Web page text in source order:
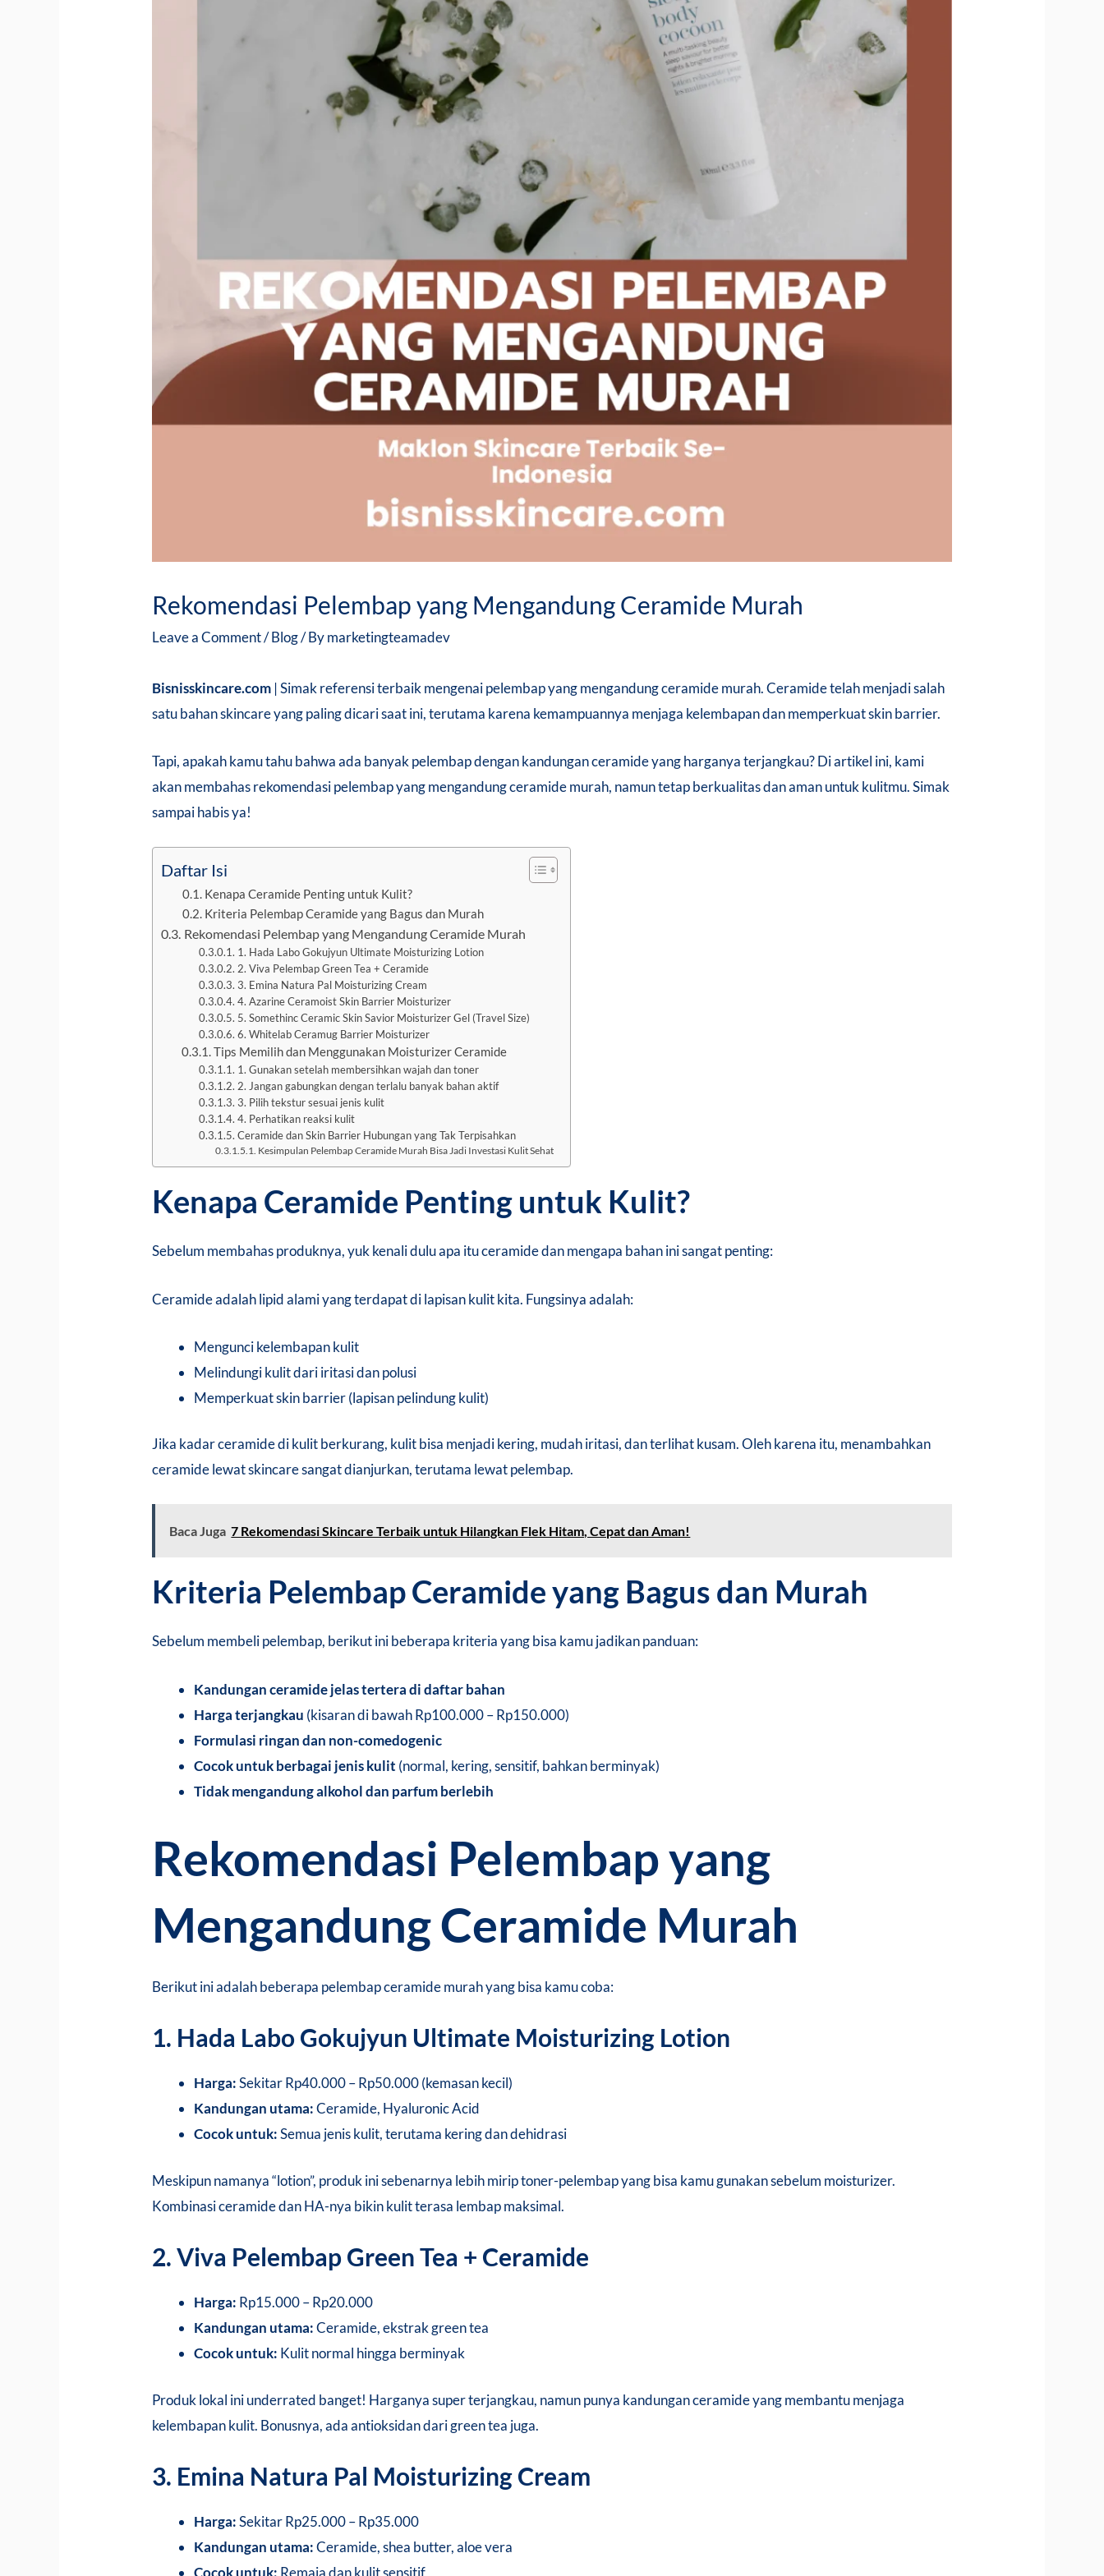
Rekomendasi Pelembap yang Mengandung Ceramide Murah
Leave a Comment/Blog/ Bymarketingteamadev
Bisnisskincare.com | Simak referensi terbaik mengenai pelembap yang mengandung ceramide murah. Ceramide telah menjadi salah
satu bahan skincare yang paling dicari saat ini, terutama karena kemampuannya menjaga kelembapan dan memperkuat skin barrier.
Tapi, apakah kamu tahu bahwa ada banyak pelembap dengan kandungan ceramide yang harganya terjangkau? Di artikel ini, kami
akan membahas rekomendasi pelembap yang mengandung ceramide murah, namun tetap berkualitas dan aman untuk kulitmu. Simak
sampai habis ya!
Daftar Isi
Kenapa Ceramide Penting untuk Kulit?
Kriteria Pelembap Ceramide yang Bagus dan Murah
Rekomendasi Pelembap yang Mengandung Ceramide Murah
1. Hada Labo Gokujyun Ultimate Moisturizing Lotion
2. Viva Pelembap Green Tea + Ceramide
3. Emina Natura Pal Moisturizing Cream
4. Azarine Ceramoist Skin Barrier Moisturizer
5. Somethinc Ceramic Skin Savior Moisturizer Gel (Travel Size)
6. Whitelab Ceramug Barrier Moisturizer
Tips Memilih dan Menggunakan Moisturizer Ceramide
1. Gunakan setelah membersihkan wajah dan toner
2. Jangan gabungkan dengan terlalu banyak bahan aktif
3. Pilih tekstur sesuai jenis kulit
4. Perhatikan reaksi kulit
Ceramide dan Skin Barrier Hubungan yang Tak Terpisahkan
Kesimpulan Pelembap Ceramide Murah Bisa Jadi Investasi Kulit Sehat
Kenapa Ceramide Penting untuk Kulit?
Sebelum membahas produknya, yuk kenali dulu apa itu ceramide dan mengapa bahan ini sangat penting:
Ceramide adalah lipid alami yang terdapat di lapisan kulit kita. Fungsinya adalah:
Mengunci kelembapan kulit
Melindungi kulit dari iritasi dan polusi
Memperkuat skin barrier (lapisan pelindung kulit)
Jika kadar ceramide di kulit berkurang, kulit bisa menjadi kering, mudah iritasi, dan terlihat kusam. Oleh karena itu, menambahkan
ceramide lewat skincare sangat dianjurkan, terutama lewat pelembap.
Baca Juga 7 Rekomendasi Skincare Terbaik untuk Hilangkan Flek Hitam, Cepat dan Aman!
Kriteria Pelembap Ceramide yang Bagus dan Murah
Sebelum membeli pelembap, berikut ini beberapa kriteria yang bisa kamu jadikan panduan:
Kandungan ceramide jelas tertera di daftar bahan
Harga terjangkau (kisaran di bawah Rp100.000 – Rp150.000)
Formulasi ringan dan non-comedogenic
Cocok untuk berbagai jenis kulit (normal, kering, sensitif, bahkan berminyak)
Tidak mengandung alkohol dan parfum berlebih
Rekomendasi Pelembap yang
Mengandung Ceramide Murah
Berikut ini adalah beberapa pelembap ceramide murah yang bisa kamu coba:
1. Hada Labo Gokujyun Ultimate Moisturizing Lotion
Harga:Sekitar Rp40.000 – Rp50.000 (kemasan kecil)
Kandungan utama:Ceramide, Hyaluronic Acid
Cocok untuk:Semua jenis kulit, terutama kering dan dehidrasi
Meskipun namanya “lotion”, produk ini sebenarnya lebih mirip toner-pelembap yang bisa kamu gunakan sebelum moisturizer.
Kombinasi ceramide dan HA-nya bikin kulit terasa lembap maksimal.
2. Viva Pelembap Green Tea + Ceramide
Harga: Rp15.000 – Rp20.000
Kandungan utama:Ceramide, ekstrak green tea
Cocok untuk: Kulit normal hingga berminyak
Produk lokal ini underrated banget! Harganya super terjangkau, namun punya kandungan ceramide yang membantu menjaga
kelembapan kulit. Bonusnya, ada antioksidan dari green tea juga.
3. Emina Natura Pal Moisturizing Cream
Harga:Sekitar Rp25.000 – Rp35.000
Kandungan utama:Ceramide, shea butter, aloe vera
Cocok untuk: Remaja dan kulit sensitif